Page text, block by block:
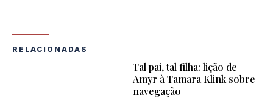
RELACIONADAS
Tal pai, tal filha: lição de
Amyr à Tamara Klink sobre
navegação